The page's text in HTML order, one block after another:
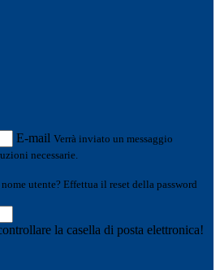
E-mail Verrà inviato un messaggio
necessarie.
utente? Effettua il reset della password
la casella di posta elettronica!